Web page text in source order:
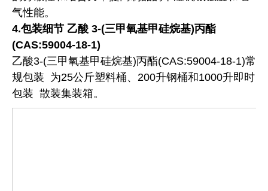
气性能。
4.包装细节 乙酸 3-(三甲氧基甲硅烷基)丙酯
(CAS:59004-18-1)
乙酸3-(三甲氧基甲硅烷基)丙酯(CAS:59004-18-1)常
规包装 为25公斤塑料桶、200升钢桶和1000升即时
包装 散装集装箱。